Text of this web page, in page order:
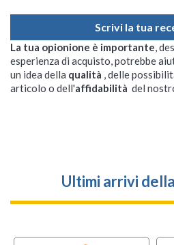
Scrivi la tua
La tua opionione è importante,
esperienza di acquisto, potrebbe
un idea della qualità , delle
articolo o dell'affidabilità del
Ultimi arrivi